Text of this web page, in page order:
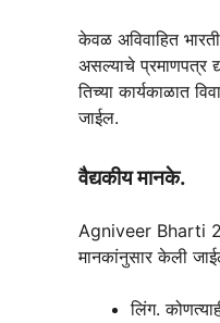
केवळ अविवाहित
असल्याचे प्रमाणपत्र
तिच्या कार्यकाळात
जाईल.
वैद्यकीय मानके.
Agniveer Bharti
मानकांनुसार केली
लिंग.